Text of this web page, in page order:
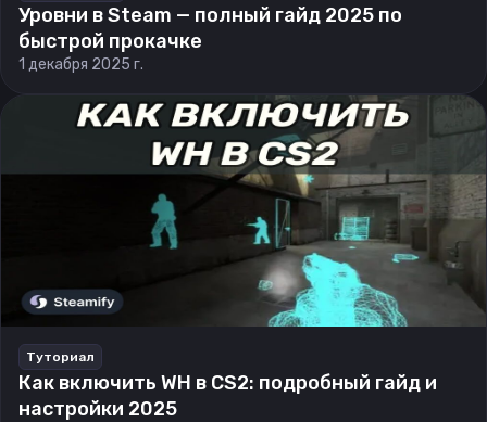
Уровни в Steam — полный гайд 2025 по
быстрой прокачке
1 декабря 2025 г.
Туториал
Как включить WH в CS2: подробный гайд и
настройки 2025